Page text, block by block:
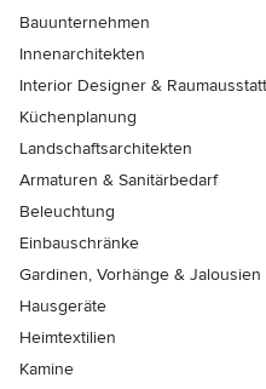
Bauunternehmen
Innenarchitekten
Interior Designer &
Küchenplanung
Landschaftsarchitekten
Armaturen & Sanitärbedarf
Beleuchtung
Einbauschränke
Gardinen, Vorhänge & Jalousien
Hausgeräte
Heimtextilien
Kamine